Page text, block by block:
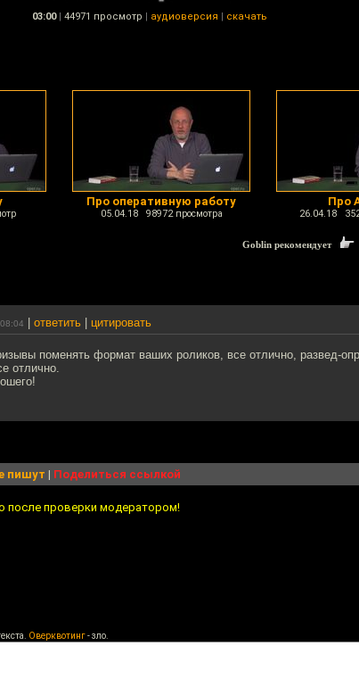
03:00 | 44971 просмотр | аудиоверсия | скачать
Про оперативную работу
05.04.18 98972 просмотра
Про
26.04.18
Goblin рекомендует
ответить цитировать
поменять формат ваших роликов, все отлично, развед-
отлично.
пишут | Поделиться ссылкой
после проверки модератором!
Оверквотинг- зло.